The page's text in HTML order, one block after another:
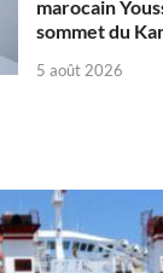
marocain
sommet du
5 août 2026